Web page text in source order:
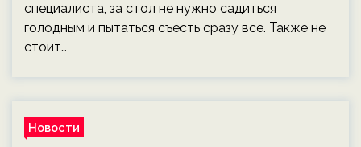
специалиста, за стол не нужно садиться
голодным и пытаться съесть сразу все. Также не
стоит…
Новости